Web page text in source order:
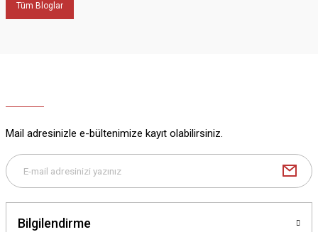
Tüm Bloglar
Mail adresinizle e-bültenimize kayıt olabilirsiniz.
Bilgilendirme